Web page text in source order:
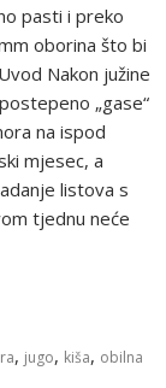
pasti i preko
oborina što bi
Nakon južine
„gase“
na ispod
mjesec, a
listova s
tjednu neće
, jugo, kiša, obilna